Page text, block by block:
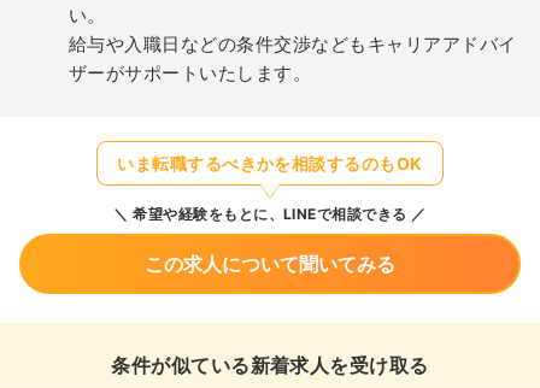
い。
給与や入職日などの条件交渉などもキャリアアドバイ
ザーがサポートいたします。
いま転職するべきかを相談するのもOK
希望や経験をもとに、LINEで相談できる
この求人について聞いてみる
条件が似ている新着求人を受け取る